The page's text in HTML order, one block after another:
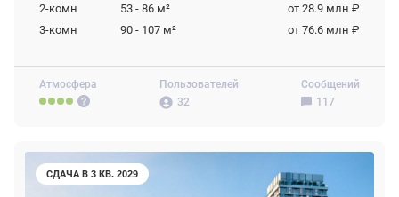
Атмосфера
Пользователей
32
Сообщений
117
2-комн
53 - 86 м²
от 28.9 млн ₽
3-комн
90 - 107 м² от 76.6 млн ₽
СДАЧА В 3 КВ. 2029